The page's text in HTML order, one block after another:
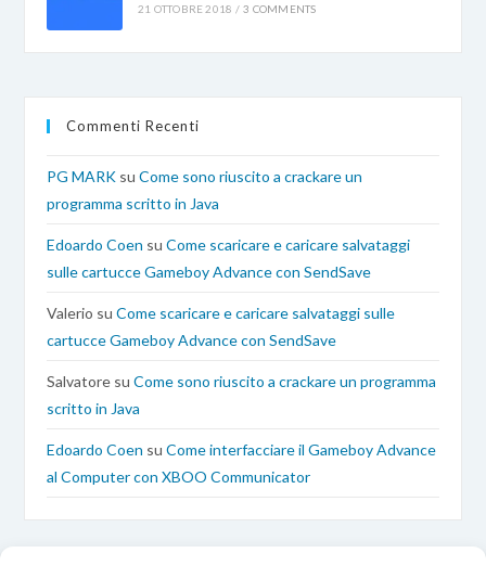
21 OTTOBRE 2018 / 3 COMMENTS
Commenti Recenti
PG MARK suCome sono riuscito a crackare un
programma scritto in Java
Edoardo Coen suCome scaricare e caricare salvataggi
sulle cartucce Gameboy Advance con SendSave
Valerio suCome scaricare e caricare salvataggi sulle
cartucce Gameboy Advance con SendSave
Salvatore suCome sono riuscito a crackare un programma
scritto in Java
Edoardo Coen suCome interfacciare il Gameboy Advance
al Computer con XBOO Communicator